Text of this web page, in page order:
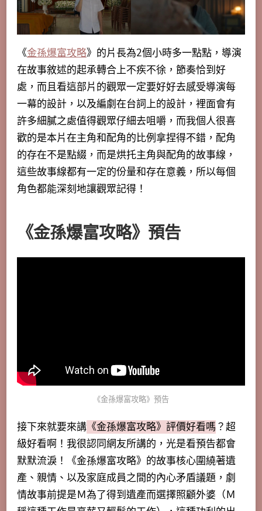
《金孫爆富攻略》的片長為2個小時多一點點，導演
在故事敘述的起承轉合上不疾不徐，節奏恰到好
處，而且看這部片的觀眾一定要好好去感受導演每
一幕的設計，以及編劇在台詞上的設計，裡面會有
許多細膩之處值得觀眾仔細去咀嚼，而我個人很喜
歡的是本片在主角和配角的比例拿捏得不錯，配角
的存在不是點綴，而是烘托主角與配角的故事線，
這些故事線都有一定的份量和存在意義，所以每個
角色都能深刻地讓觀眾記得！
《金孫爆富攻略》預告
《金孫爆富攻略》預告
接下來就要來講 《金孫爆富攻略》評價好看嗎 ？超
級好看啊！我很認同網友所講的，光是看預告都會
默默流淚！《金孫爆富攻略》的故事核心圍繞著遺
產、親情、以及家庭成員之間的內心矛盾議題，劇
情故事前提是Ｍ為了得到遺產而選擇照顧外婆（Ｍ